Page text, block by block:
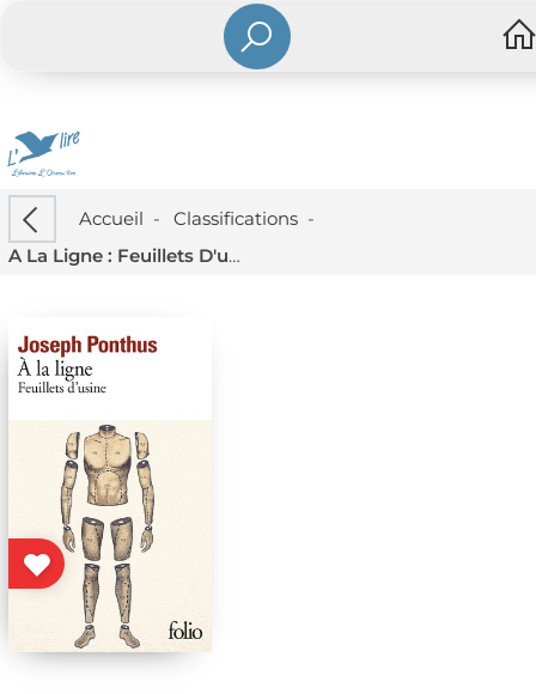
Accueil - Classifications-
A La Ligne : Feuillets D'usine